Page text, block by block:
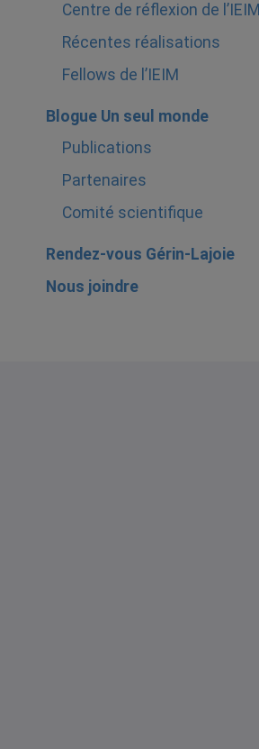
Centre de réflexion de l’IEIM
Récentes réalisations
Fellows de l’IEIM
Blogue Un seul monde
Publications
Partenaires
Comité scientifique
Rendez-vous Gérin-Lajoie
Nous joindre